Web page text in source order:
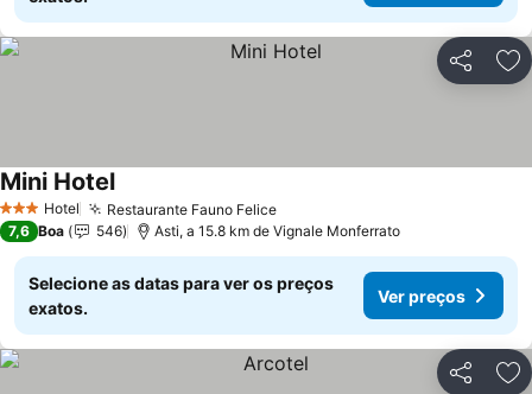
Partilhar
3 EstrelasHotel Restaurante Fauno Felice
Mini Hotel
7,6 Boa 546 Asti, a 15.8 km de Vignale Monferrato
Selecione as datas para ver os preços
exatos.
Ver preços
Partilhar